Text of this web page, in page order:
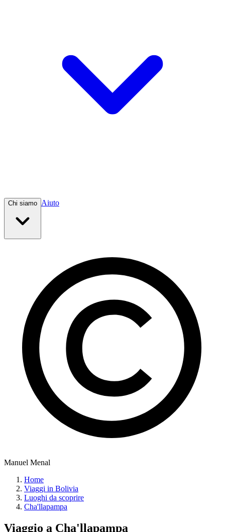
Chi siamo Aiuto
Manuel Menal
Home
Viaggi in Bolivia
Luoghi da scoprire
Cha'llapampa
Viaggio a Cha'llapampa